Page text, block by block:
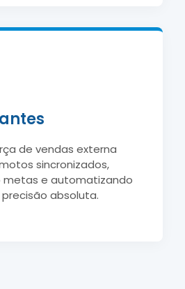
de vendas externa
sincronizados,
metas e automatizando
absoluta.